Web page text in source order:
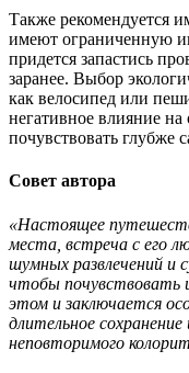
Также рекомендуется
имеют ограниченную
придется запастись
заранее. Выбор
как велосипед или
негативное влияние
почувствовать глубже
Совет автора
«Настоящее
места, встреча с его
шумных развлечений и
чтобы почувствовать
этом и заключается
длительное
неповторимого